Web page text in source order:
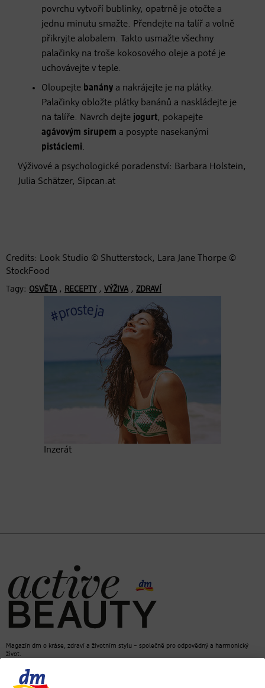
povrchu vytvoří bublinky, opatrně je otočte a
jednu minutu smažte. Přendejte na talíř a volně
přikryjte alobalem. Takto usmažte všechny
palačinky na troše kokosového oleje a poté je
uchovávejte v teple.
Oloupejte banány a nakrájejte je na plátky.
Palačinky obložte plátky banánů a naskládejte je
na talíře. Navrch dejte jogurt, pokapejte
agávovým sirupem a posypte nasekanými
pistáciemi.
Výživové a psychologické poradenství: Barbara Holstein,
Julia Schätzer, Sipcan.at
Credits: Look Studio © Shutterstock, Lara Jane Thorpe ©
StockFood
Tagy: OSVĚTA, RECEPTY, VÝŽIVA, ZDRAVÍ
Inzerát
Magazín dm o kráse, zdraví a životním stylu – společně pro odpovědný a harmonický
život.